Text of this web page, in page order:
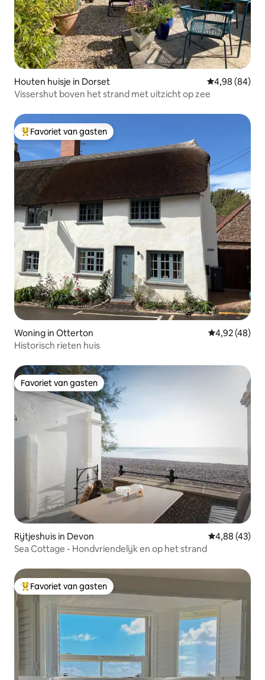
Houten huisje in Dorset Gemiddelde
4,98 (84)
Vissershut boven het strand met uitzicht op zee
Topfavoriet van gasten
Favoriet van gasten
Woning in Otterton Gemiddelde
4,92 (48)
Historisch rieten huis
Favoriet van gasten
Favoriet van gasten
Rijtjeshuis in Devon Gemiddelde
4,88 (43)
Sea Cottage - Hondvriendelijk en op het strand
Topfavoriet van gasten
Favoriet van gasten